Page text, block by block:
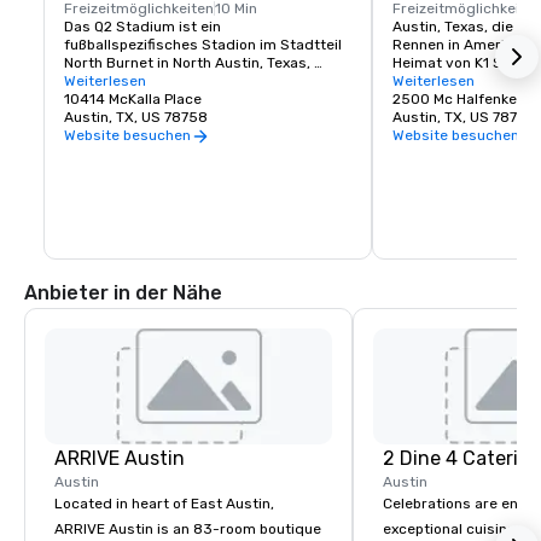
Freizeitmöglichkeiten10 Min
Das Q2 Stadium ist ein
fußballspezifisches Stadion im Stadtteil
North Burnet in North Austin, Texas,
Vereinigte Staaten. Es ist die Heimat des
Austin FC, einer Major League Soccer-
Mannschaft, die 2021 mit dem Spielen
begann.
Weiterlesen
10414 McKalla Place
Austin, TX, US 78758
Website besuchen
Freizeitmöglichkeiten
Austin, Texas, die
Rennen in Amerika,
Heimat von K1
führendem Indoor-
Sie selbst einen
Formel-1-Rennen
erste K1 Speed-
Familie zum
einen Besuch bei K1
unvergesslichen
Kartbahnen
Landes und bieten
wirklich einzigartig
den Menschen
herzzerreißende
bieten, sondern
bieten, die, wenn
so aufregend ist!
Weiterlesen
2500 Mc Halfenkette,
Austin, TX, US 78758
Website besuchen
Anbieter in der Nähe
ARRIVE Austin
Austin
Located in heart of East Austin,
ARRIVE Austin is an 83-room boutique
2 Dine 4 Catering
Austin
Celebrations are
exceptional cuisine is